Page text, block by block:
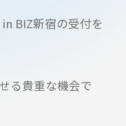
BIZ新宿の受付を
る貴重な機会で